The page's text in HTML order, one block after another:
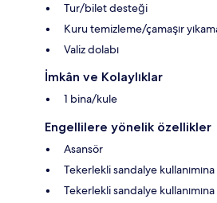
Tur/bilet desteği
Kuru temizleme/çamaşır
Valiz dolabı
İmkân ve Kolaylıklar
1 bina/kule
Engellilere yönelik özellikler
Asansör
Tekerlekli sandalye
Tekerlekli sandalye